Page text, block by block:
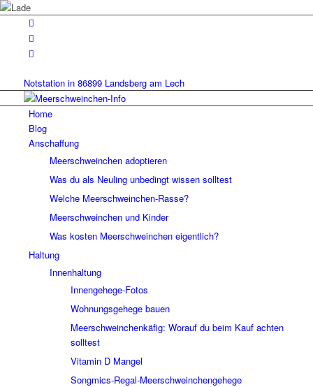
Notstation in 86899 Landsberg am Lech
Home
Blog
Anschaffung
Meerschweinchen adoptieren
Was du als Neuling unbedingt wissen solltest
Welche Meerschweinchen-Rasse?
Meerschweinchen und Kinder
Was kosten Meerschweinchen eigentlich?
Haltung
Innenhaltung
Innengehege-Fotos
Wohnungsgehege bauen
Meerschweinchenkäfig: Worauf du beim Kauf achten
solltest
Vitamin D Mangel
Songmics-Regal-Meerschweinchengehege